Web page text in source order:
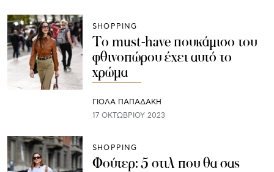
SHOPPING
Το must-have πουκάμισο του
φθινοπώρου έχει αυτό το
χρώμα
ΓΙΌΛΑ ΠΑΠΑΔΆΚΗ
17 ΟΚΤΩΒΡΊΟΥ 2023
SHOPPING
Φούτερ: 5 στιλ που θα σας